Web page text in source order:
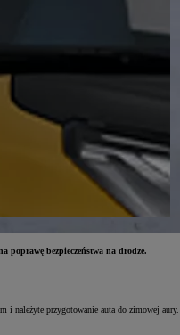
poprawę bezpieczeństwa na drodze.
i należyte przygotowanie auta do zimowej aury.